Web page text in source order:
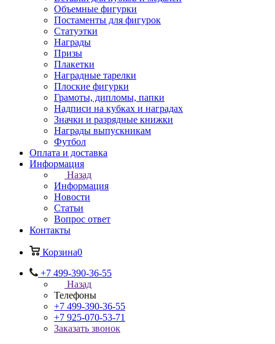
Объемные фигурки
Постаменты для фигурок
Статуэтки
Награды
Призы
Плакетки
Наградные тарелки
Плоские фигурки
Грамоты, дипломы, папки
Надписи на кубках и наградах
Значки и разрядные книжки
Награды выпускникам
Футбол
Оплата и доставка
Информация
Назад
Информация
Новости
Статьи
Вопрос ответ
Контакты
Корзина0
+7 499-390-36-55
Назад
Телефоны
+7 499-390-36-55
+7 925-070-53-71
Заказать звонок